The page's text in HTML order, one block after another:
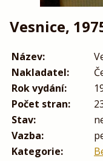
Vesnice,
Název:
Nakladatel:
Rok vydání:
Počet stran:
Stav:
Vazba:
Kategorie: